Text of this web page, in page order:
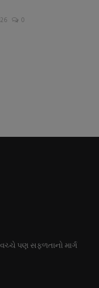
0
પણ સફળતાનો માર્ગ